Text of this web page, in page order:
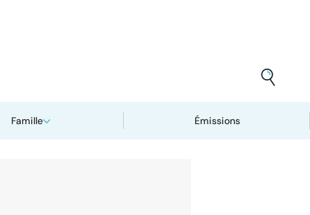
Famille Émissions